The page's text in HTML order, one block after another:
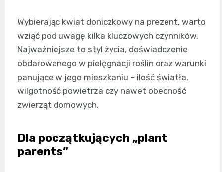
Wybierając kwiat doniczkowy na prezent, warto
wziąć pod uwagę kilka kluczowych czynników.
Najważniejsze to styl życia, doświadczenie
obdarowanego w pielęgnacji roślin oraz warunki
panujące w jego mieszkaniu – ilość światła,
wilgotność powietrza czy nawet obecność
zwierząt domowych.
Dla początkujących „plant
parents”